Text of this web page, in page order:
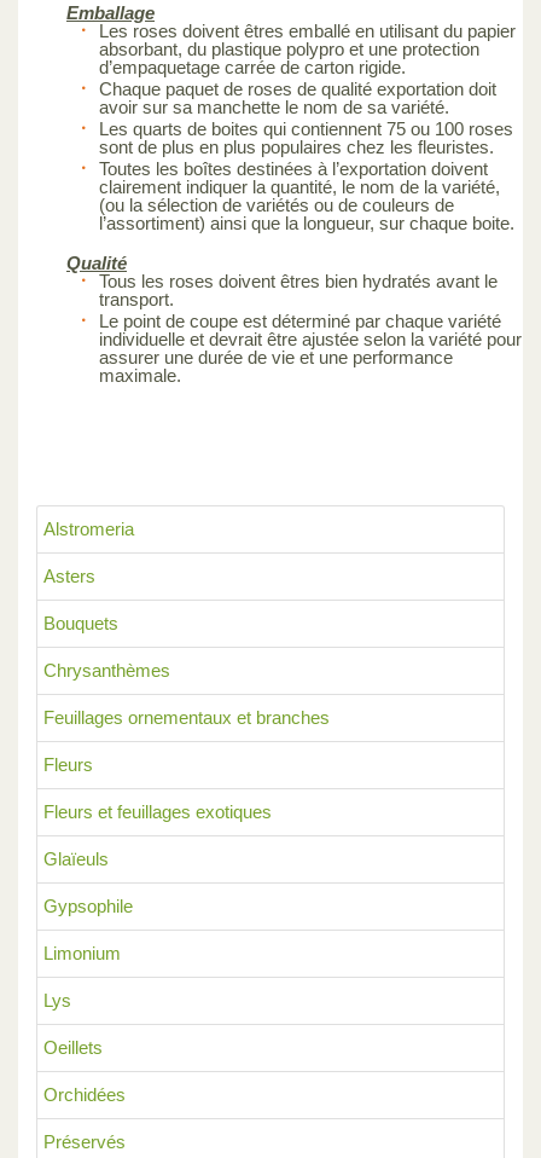
Alstromeria
Asters
Bouquets
Chrysanthèmes
Feuillages ornementaux et branches
Fleurs
Fleurs et feuillages exotiques
Glaïeuls
Gypsophile
Limonium
Lys
Oeillets
Orchidées
Préservés
Emballage
Les roses doivent êtres emballé en utilisant du papier
absorbant, du plastique polypro et une protection
d’empaquetage carrée de carton rigide.
Chaque paquet de roses de qualité exportation doit
avoir sur sa manchette le nom de sa variété.
Les quarts de boites qui contiennent 75 ou 100 roses
sont de plus en plus populaires chez les fleuristes.
Toutes les boîtes destinées à l’exportation doivent
clairement indiquer la quantité, le nom de la variété,
(ou la sélection de variétés ou de couleurs de
l’assortiment) ainsi que la longueur, sur chaque boite.
Qualité
Tous les roses doivent êtres bien hydratés avant le
transport.
Le point de coupe est déterminé par chaque variété
individuelle et devrait être ajustée selon la variété pour
assurer une durée de vie et une performance
maximale.